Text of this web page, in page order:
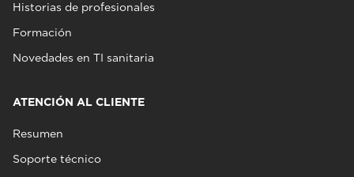
Historias de profesionales
Formación
Novedades en TI sanitaria
ATENCIÓN AL CLIENTE
Resumen
Soporte técnico